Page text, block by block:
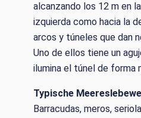
alcanzando los 12 m en
izquierda como hacia la
arcos y túneles que dan
Uno de ellos tiene un
ilumina el túnel de forma
Typische
Barracudas, meros,